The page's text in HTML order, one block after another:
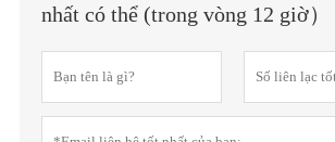
nhất có thể (trong vòng 12 giờ）